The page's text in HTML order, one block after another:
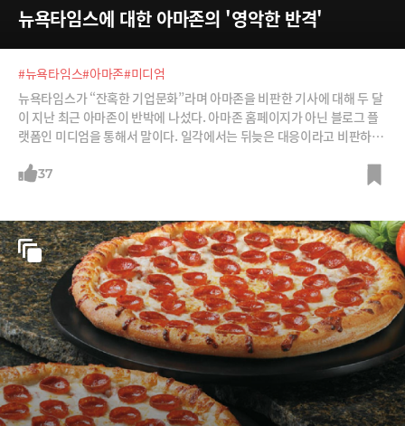
뉴욕타임스에 대한 아마존의 '영악한 반격'
#뉴욕타임스#아마존#미디엄
뉴욕타임스가 “잔혹한 기업문화”라며 아마존을 비판한 기사에 대해 두 달
이 지난 최근 아마존이 반박에 나섰다. 아마존 홈페이지가 아닌 블로그 플
랫폼인 미디엄을 통해서 말이다. 일각에서는 뒤늦은 대응이라고 비판하지
37